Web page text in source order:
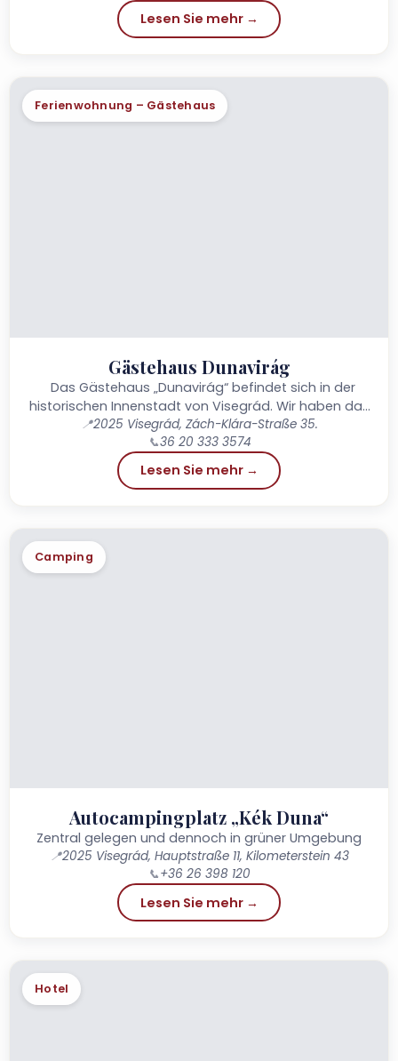
Lesen Sie mehr →
Ferienwohnung – Gästehaus
Gästehaus Dunavirág
Das Gästehaus „Dunavirág“ befindet sich in der
historischen Innenstadt von Visegrád. Wir haben das
Anwesen, das seit 180 Jahren im Besitz unserer
Familie ist, renoviert...
📍2025 Visegrád, Zách-Klára-Straße 35.
📞36 20 333 3574
Lesen Sie mehr →
Camping
Autocampingplatz „Kék Duna“
Zentral gelegen und dennoch in grüner Umgebung
📍2025 Visegrád, Hauptstraße 11, Kilometerstein 43
📞+36 26 398 120
Lesen Sie mehr →
Hotel